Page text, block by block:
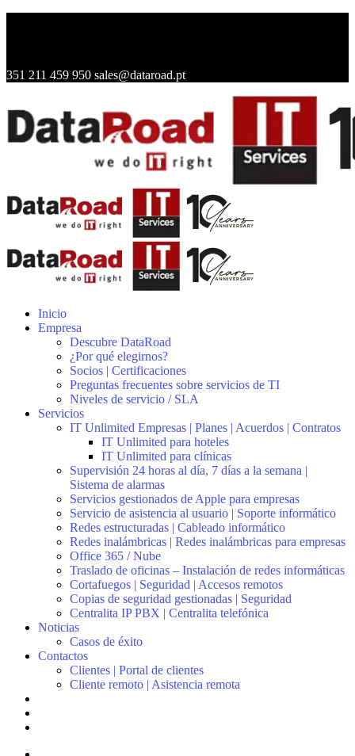
351 211 459 950 sales@dataroad.pt
Inicio
Empresa
Descubre DataRoad
¿Por qué elegirnos?
Socios | Certificaciones
Preguntas frecuentes sobre servicios de TI
Niveles de servicio / SLA
Servicios
IT Unlimited Empresas | Planes | Acuerdos | Contratos
IT Unlimited para hoteles
IT Unlimited para clínicas
Supervisión 24 horas al día, 7 días a la semana |
Sistema de alarmas
Servicios gestionados de Apple para empresas
Servicio de asistencia al usuario | Soporte informático
Redes estructuradas | Cableado informático
Redes inalámbricas | Redes inalámbricas para empresas
Office 365 / Nube
Traslado de oficinas – Instalación de redes informáticas
Cortafuegos | Seguridad | Accesos remotos
Copias de seguridad gestionadas | Seguridad
Centralita IP PBX | Centralita telefónica
Noticias
Casos de éxito
Contactos
Clientes | Portal de clientes
Cliente remoto | Asistencia remota